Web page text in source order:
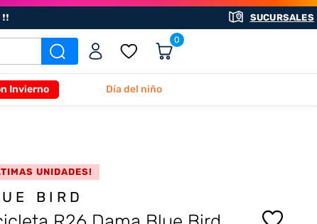
SUCURSALES
0
Invierno Día del niño
UNIDADES!
BIRD